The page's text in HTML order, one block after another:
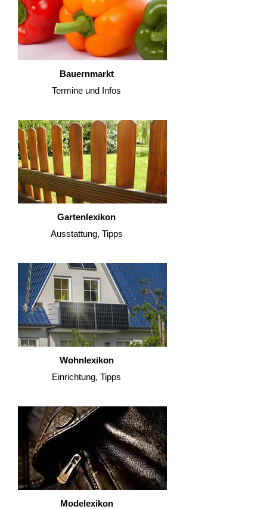
Bauernmarkt
Termine und Infos
Gartenlexikon
Ausstattung, Tipps
Wohnlexikon
Einrichtung, Tipps
Modelexikon